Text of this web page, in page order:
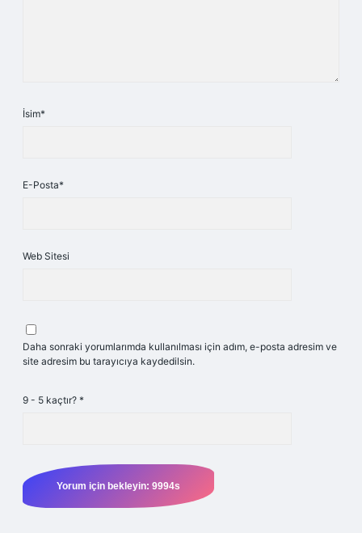
İsim*
E-Posta*
Web Sitesi
Daha sonraki yorumlarımda kullanılması için adım, e-posta adresim ve
site adresim bu tarayıcıya kaydedilsin.
9 - 5 kaçtır? *